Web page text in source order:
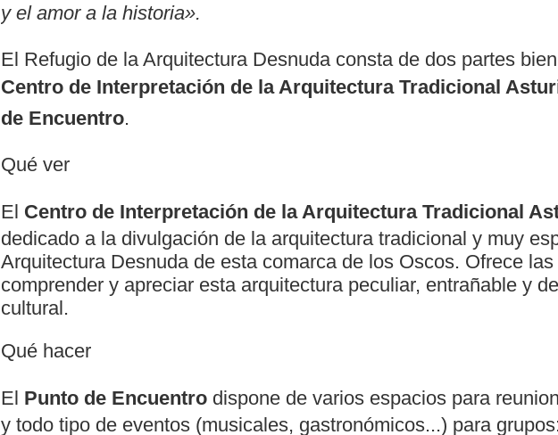
y el amor a la historia».
El Refugio de la Arquitectura Desnuda consta de dos partes
Centro de Interpretación de la Arquitectura Tradicional
de Encuentro.
Qué ver
El Centro de Interpretación de la Arquitectura Tradicional
dedicado a la divulgación de la arquitectura tradicional y muy
Arquitectura Desnuda de esta comarca de los Oscos. Ofrece
comprender y apreciar esta arquitectura peculiar, entrañable y
cultural.
Qué hacer
El Punto de Encuentro dispone de varios espacios para
y todo tipo de eventos (musicales, gastronómicos...) para